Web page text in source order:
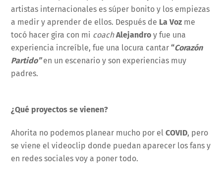
artistas internacionales es súper bonito y los empiezas
a medir y aprender de ellos. Después de La Voz me
tocó hacer gira con mi coach Alejandroy fue una
experiencia increíble, fue una locura cantar“Corazón
Partido”en un escenario y son experiencias muy
padres.
¿Qué proyectos se vienen?
Ahorita no podemos planear mucho por elCOVID, pero
se viene el videoclip donde puedan aparecer los fans y
en redes sociales voy a poner todo.